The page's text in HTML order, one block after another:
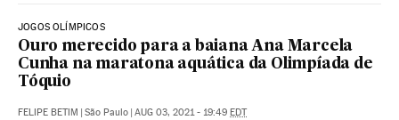
JOGOS OLÍMPICOS
Ouro merecido para a baiana Ana Marcela
Cunha na maratona aquática da Olimpíada de
Tóquio
FELIPE BETIM São Paulo AUG 03, 2021 - 19:49 EDT